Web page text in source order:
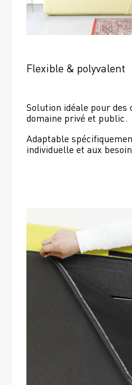
Flexible & polyvalent
Solution idéale pour
domaine privé et public.
Adaptable
individuelle et aux